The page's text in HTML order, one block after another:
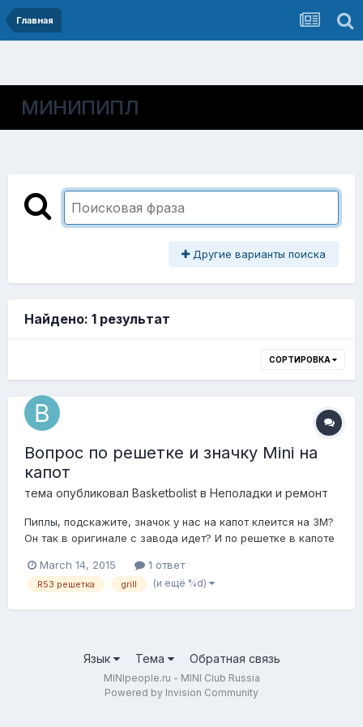
Главная
МИНИПИПЛ
Другие варианты поиска
Найдено: 1 результат
СОРТИРОВКА
Вопрос по решетке и значку Mini на
капот
тема опубликовал Basketbolist в Неполадки и ремонт
Пиплы, подскажите, значок у нас на капот клеится на 3M?
Он так в оригинале с завода идет? И по решетке в капоте
на черную аля JCW, то она сразу к капоту крепится, или
тоже через черный переходник(кронштейн), к которому
March 14, 2015 1 ответ
R53 решетка grill (и ещё %d)
Язык Тема Обратная связь
MINIpeople.ru - MINI Club Russia
Powered by Invision Community